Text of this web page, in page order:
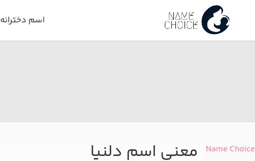
اسم دخترانه
Name Choice معنی اسم دلنیا